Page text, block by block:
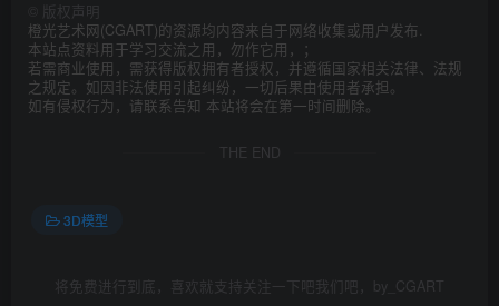
版权声明
橙光艺术网(CGART)的资源均内容来自于网络收集或用户发布.
本站点资料用于学习交流之用，勿作它用，；
若需商业使用，需获得版权拥有者授权，并遵循国家相关法律、法规
之规定。如因非法使用引起纠纷，一切后果由使用者承担。
如有侵权行为，请联系告知 本站将会在第一时间删除。
THE END
3D模型
将免费进行到底，喜欢就支持关注一下吧我们吧，by_CGART